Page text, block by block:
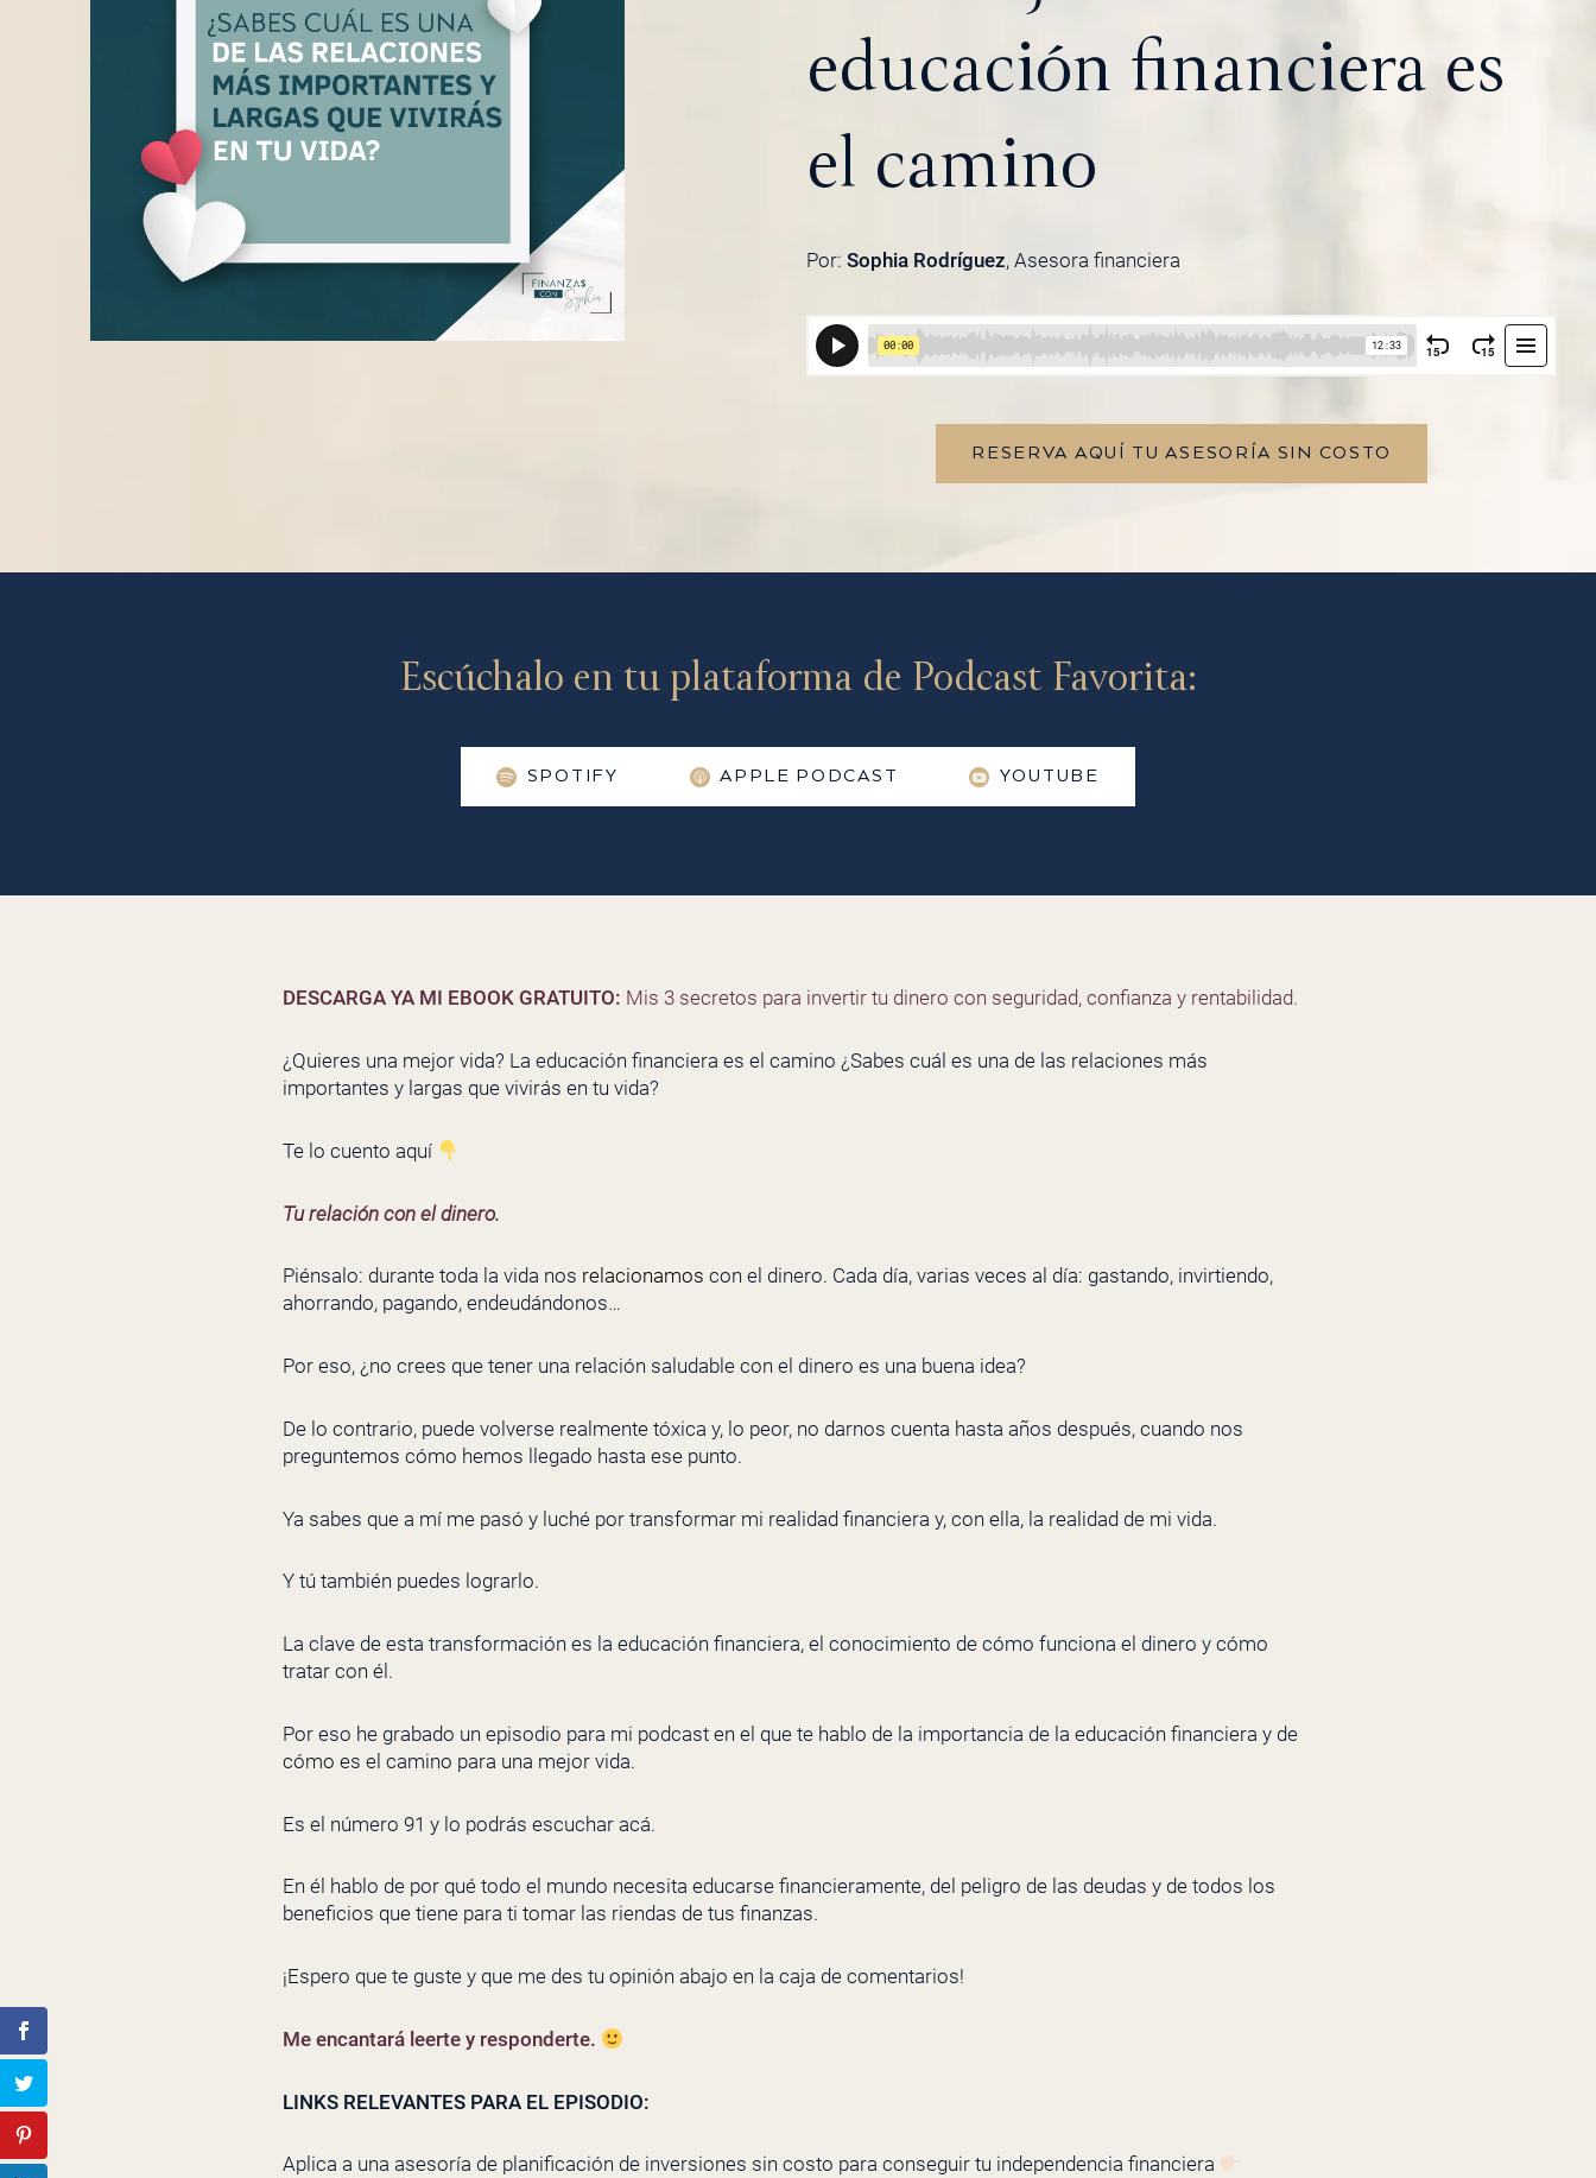
educación financiera es
el camino
Por:Sophia Rodríguez, Asesora financiera
RESERVA AQUÍ TU ASESORÍA SIN COSTO
Escúchalo en tu plataforma de Podcast Favorita:
SPOTIFY APPLE PODCAST YOUTUBE
DESCARGA YA MI EBOOK GRATUITO: Mis 3 secretos para invertir tu dinero con seguridad, confianza y rentabilidad.
¿Quieres una mejor vida? La educación financiera es el camino ¿Sabes cuál es una de las relaciones más
importantes y largas que vivirás en tu vida?
Te lo cuento aquí
Tu relación con el dinero.
Piénsalo: durante toda la vida nos relacionamos con el dinero. Cada día, varias veces al día: gastando, invirtiendo,
ahorrando, pagando, endeudándonos…
Por eso, ¿no crees que tener una relación saludable con el dinero es una buena idea?
De lo contrario, puede volverse realmente tóxica y, lo peor, no darnos cuenta hasta años después, cuando nos
preguntemos cómo hemos llegado hasta ese punto.
Ya sabes que a mí me pasó y luché por transformar mi realidad financiera y, con ella, la realidad de mi vida.
Y tú también puedes lograrlo.
La clave de esta transformación es la educación financiera, el conocimiento de cómo funciona el dinero y cómo
tratar con él.
Por eso he grabado un episodio para mi podcast en el que te hablo de la importancia de la educación financiera y de
cómo es el camino para una mejor vida.
Es el número 91 y lo podrás escuchar acá.
En él hablo de por qué todo el mundo necesita educarse financieramente, del peligro de las deudas y de todos los
beneficios que tiene para ti tomar las riendas de tus finanzas.
¡Espero que te guste y que me des tu opinión abajo en la caja de comentarios!
Me encantará leerte y responderte.
LINKS RELEVANTES PARA EL EPISODIO:
Aplica a una asesoría de planificación de inversiones sin costo para conseguir tu independencia financiera